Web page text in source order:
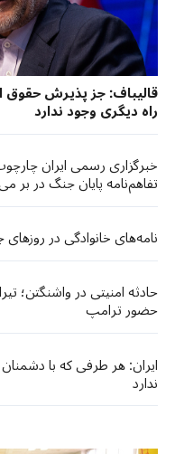
راه دیگری وجود ندارد
خبرگزاری رسمی ایران
تفاهم‌نامه پایان جنگ در بر
نامه‌های خانوادگی در
حادثه امنیتی در واشنگتن؛
حضور ترامپ
ایران: هر طرفی که با
ندارد